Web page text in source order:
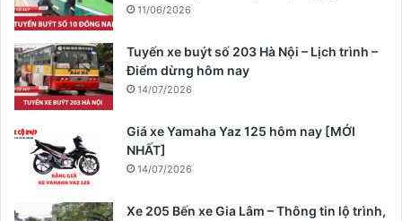
11/06/2026
Tuyến xe buýt số 203 Hà Nội – Lịch trình –
Điểm dừng hôm nay
14/07/2026
Giá xe Yamaha Yaz 125 hôm nay [MỚI
NHẤT]
14/07/2026
Xe 205 Bến xe Gia Lâm – Thông tin lộ trình,